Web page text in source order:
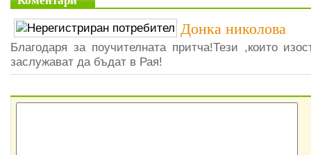
Донка николова
Благодаря за поучителната притча!Тези ,които
заслужават да бъдат в Рая!